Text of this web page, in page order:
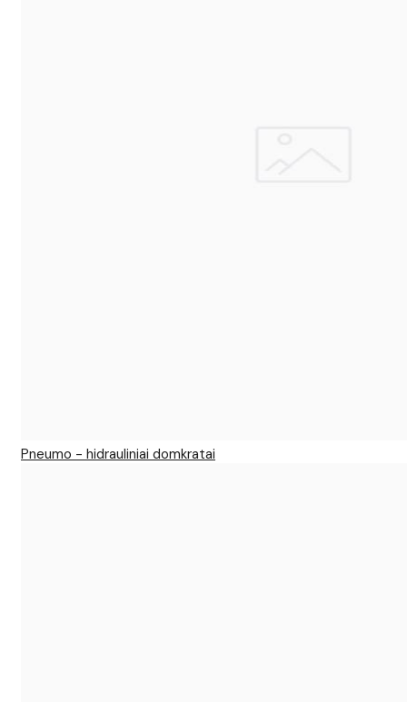
Pneumo - hidrauliniai domkratai